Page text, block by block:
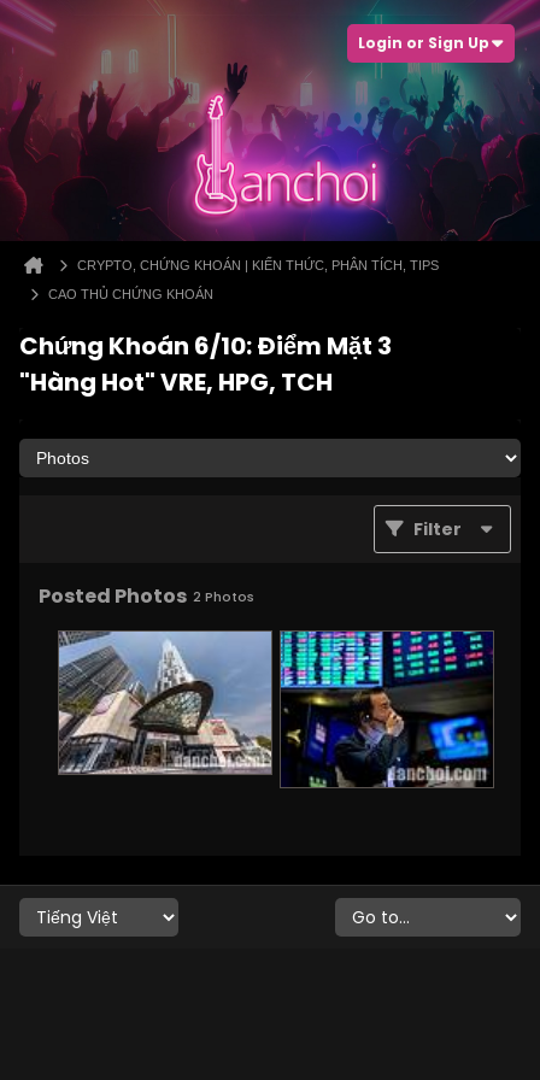
Login or Sign Up
CRYPTO, CHỨNG KHOÁN | KIẾN THỨC, PHÂN TÍCH, TIPS
CAO THỦ CHỨNG KHOÁN
Chứng Khoán 6/10: Điểm Mặt 3
"Hàng Hot" VRE, HPG, TCH
Filter
Posted Photos 2 Photos